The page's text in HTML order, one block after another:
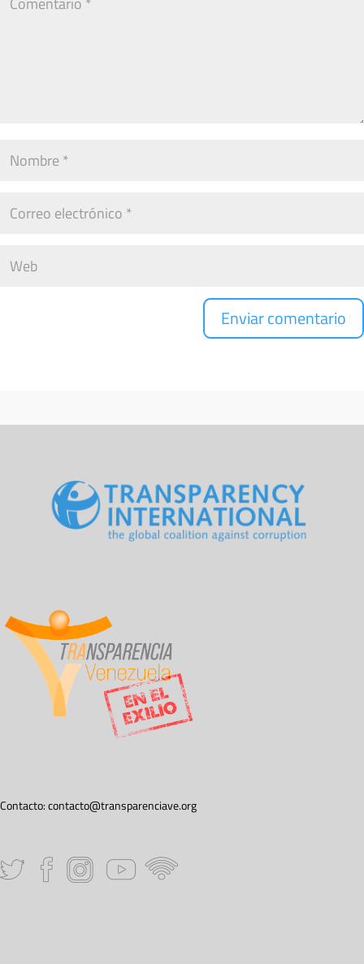
Contacto:contacto@transparenciave.org